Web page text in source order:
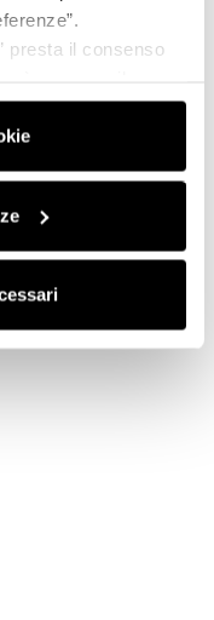
presta il consenso
necessari” e
al corretto